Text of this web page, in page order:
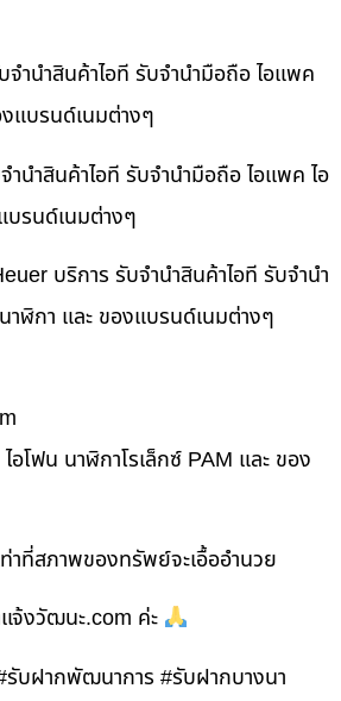
ำนำสินค้าไอที รับจำนำมือถือ ไอแพค
แบรนด์เนมต่างๆ
ำนำสินค้าไอที รับจำนำมือถือ ไอแพค ไอ
บรนด์เนมต่างๆ
บริการ รับจำนำสินค้าไอที รับจำนำ
าฬิกา และ ของแบรนด์เนมต่างๆ
อโฟน นาฬิกาโรเล็กซ์ PAM และ ของ
าที่สภาพของทรัพย์จะเอื้ออำนวย
จ้งวัฒนะ.com ค่ะ
บฝากพัฒนาการ #รับฝากบางนา